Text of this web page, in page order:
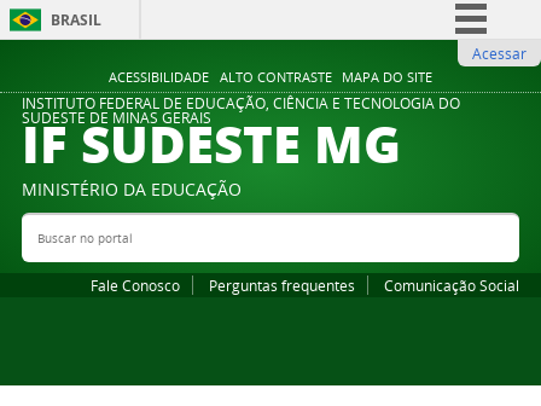
ACESSIBILIDADE ALTO CONTRASTE MAPA DO SITE
BRASIL
Comunica BR
Participe
Legislação
Acessar
INSTITUTO FEDERAL DE EDUCAÇÃO, CIÊNCIA E TECNOLOGIA DO
SUDESTE DE MINAS GERAIS
IF SUDESTE MG
MINISTÉRIO DA EDUCAÇÃO
Buscar no portal
Fale Conosco Perguntas frequentes Comunicação Social